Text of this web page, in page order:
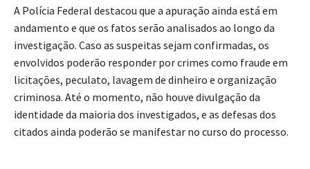
A Polícia Federal destacou que a apuração ainda está em
andamento e que os fatos serão analisados ao longo da
investigação. Caso as suspeitas sejam confirmadas, os
envolvidos poderão responder por crimes como fraude em
licitações, peculato, lavagem de dinheiro e organização
criminosa. Até o momento, não houve divulgação da
identidade da maioria dos investigados, e as defesas dos
citados ainda poderão se manifestar no curso do processo.